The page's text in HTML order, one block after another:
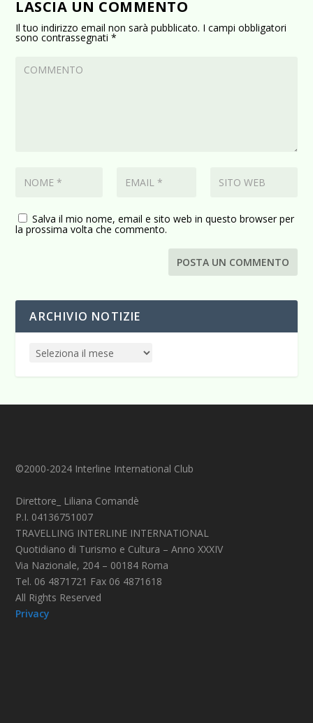
LASCIA UN COMMENTO
Il tuo indirizzo email non sarà pubblicato. I campi obbligatori
sono contrassegnati*
Salva il mio nome, email e sito web in questo browser per
la prossima volta che commento.
ARCHIVIO NOTIZIE
©2000-2024 Interline International Club
Direttore_ Liliana Comandè
P.I. 04136751007
TRAVELLING INTERLINE INTERNATIONAL
Quotidiano di Turismo e Cultura – Anno XXXIV
Via Nazionale, 204 – 00184 Roma
Tel. 06 4871721 Fax 06 4871618
All Rights Reserved
Privacy